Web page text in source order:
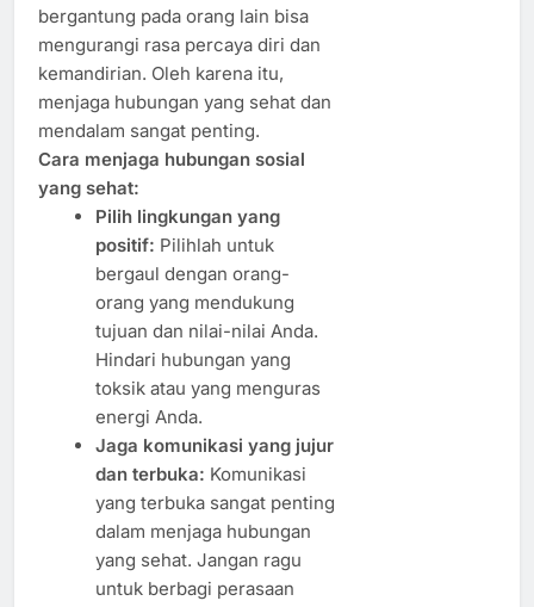
bergantung pada orang lain bisa
mengurangi rasa percaya diri dan
kemandirian. Oleh karena itu,
menjaga hubungan yang sehat dan
mendalam sangat penting.
Cara menjaga hubungan sosial
yang sehat:
Pilih lingkungan yang
positif: Pilihlah untuk
bergaul dengan orang-
orang yang mendukung
tujuan dan nilai-nilai Anda.
Hindari hubungan yang
toksik atau yang menguras
energi Anda.
Jaga komunikasi yang jujur
dan terbuka: Komunikasi
yang terbuka sangat penting
dalam menjaga hubungan
yang sehat. Jangan ragu
untuk berbagi perasaan